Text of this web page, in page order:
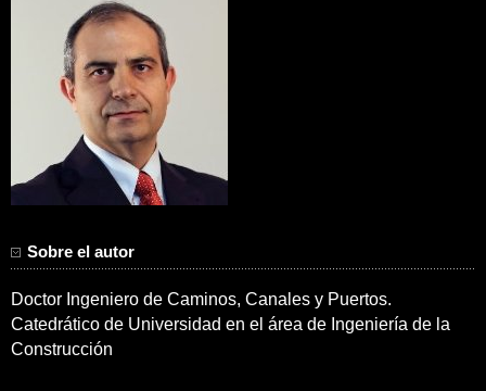
Sobre el autor
Doctor Ingeniero de Caminos, Canales y Puertos.
Catedrático de Universidad en el área de Ingeniería de la
Construcción